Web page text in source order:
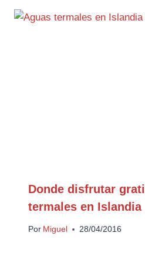
Donde disfrutar
termales en Islandia
Por Miguel 28/04/2016